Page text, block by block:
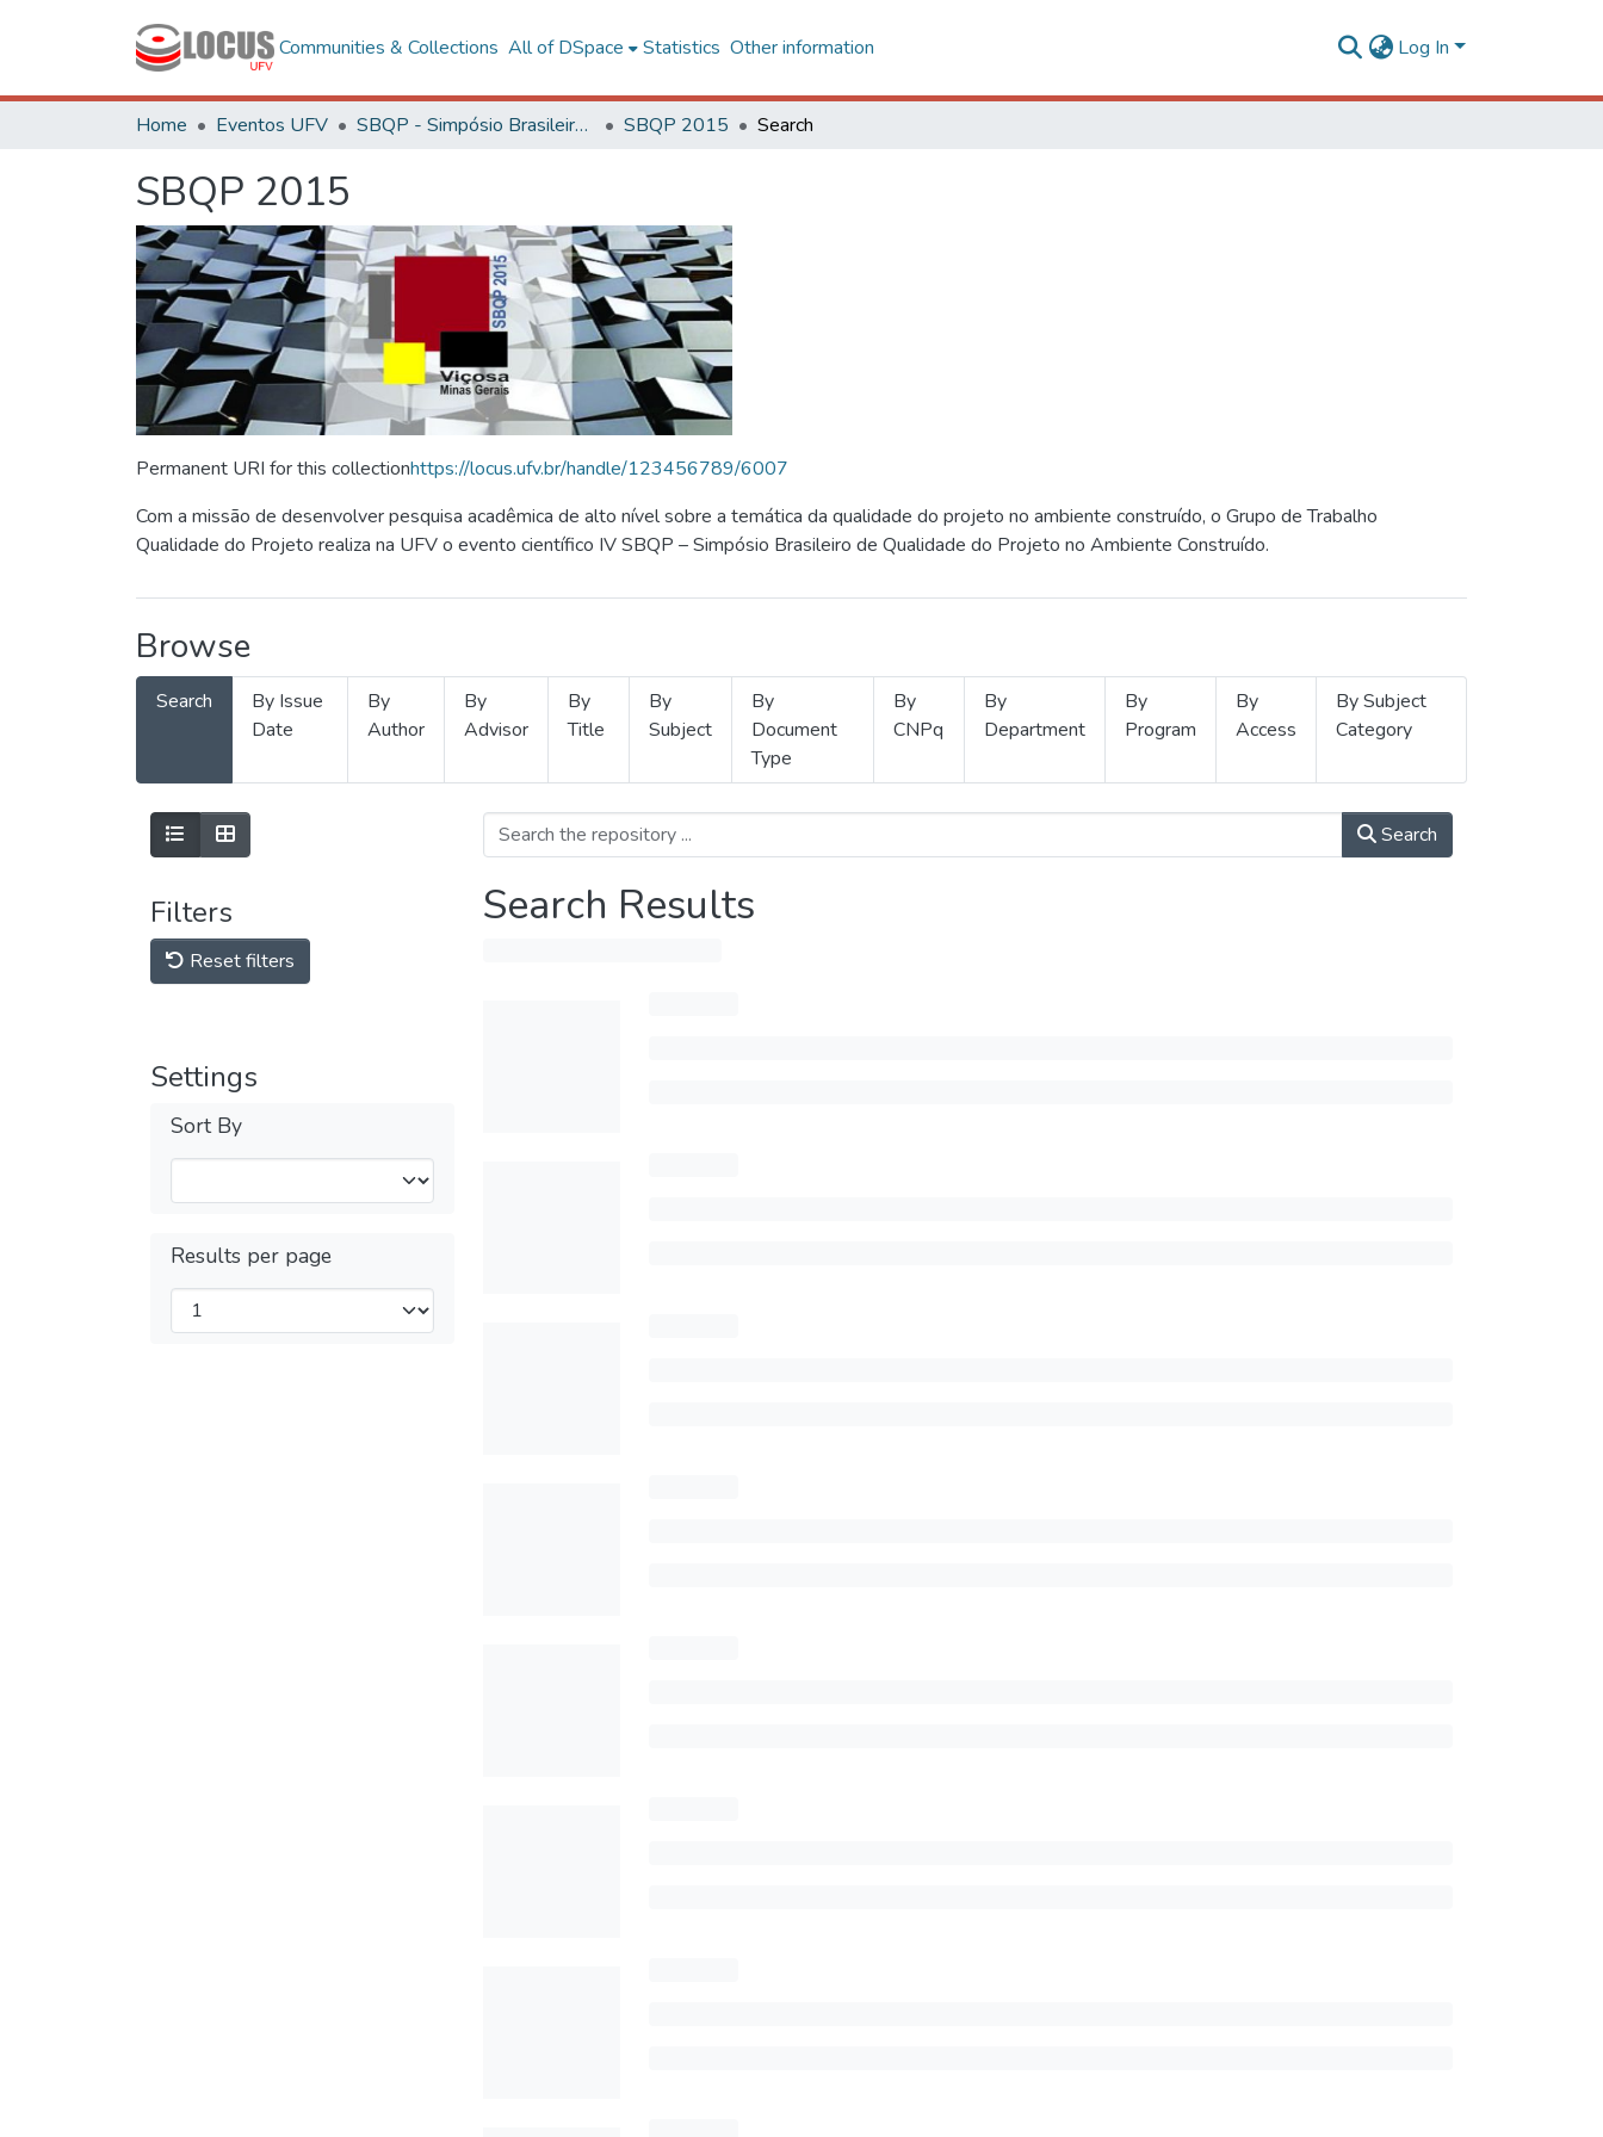
Communities & Collections All of DSpace Statistics Other information Log In
Home Eventos UFV SBQP - Simpósio Brasileiro de Qualidade do Projeto no Ambiente Construído SBQP 2015 Search
SBQP 2015
Permanent URI for this collectionhttps://locus.ufv.br/handle/123456789/6007
Com a missão de desenvolver pesquisa acadêmica de alto nível sobre a temática da qualidade do projeto no ambiente construído, o Grupo de Trabalho
Qualidade do Projeto realiza na UFV o evento científico IV SBQP – Simpósio Brasileiro de Qualidade do Projeto no Ambiente Construído.
Browse
Search
By Issue
Date
By
Author
By
Advisor
By
Title
By
Subject
By
Document
Type
By
CNPq
By
Department
By
Program
By
Access
By Subject
Category
Filters
Reset filters
Settings
Sort By
Results per page
Search
Search Results